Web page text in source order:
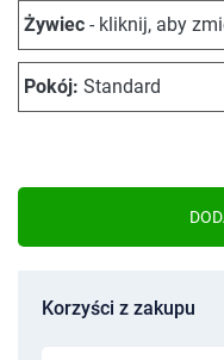
Żywiec - kliknij, aby
Pokój: Standard
Korzyści z zakupu